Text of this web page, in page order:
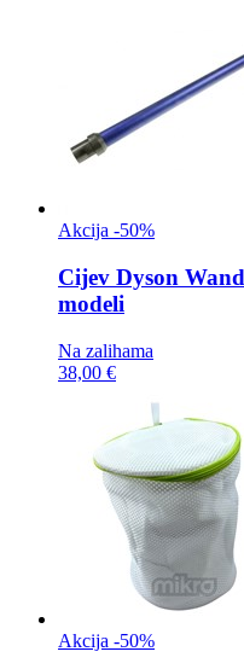
Akcija -50%
Cijev Dyson
modeli
Na zalihama
38,00 €
Akcija -50%